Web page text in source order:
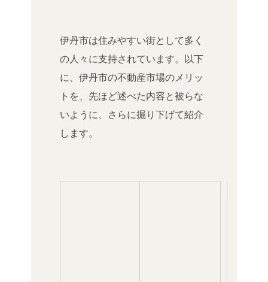
伊丹市は住みやすい街として多く
の人々に支持されています。以下
に、伊丹市の不動産市場のメリッ
トを、先ほど述べた内容と被らな
いように、さらに掘り下げて紹介
します。